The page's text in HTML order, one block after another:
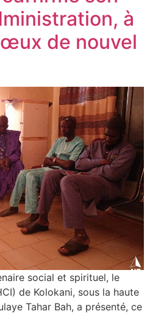
à
de nouvel
social et spirituel, le
de Kolokani, sous la haute
Tahar Bah, a présenté, ce